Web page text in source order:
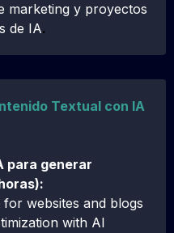
marketing y proyectos
de IA.
Textual con IA
para generar
websites and blogs
with AI